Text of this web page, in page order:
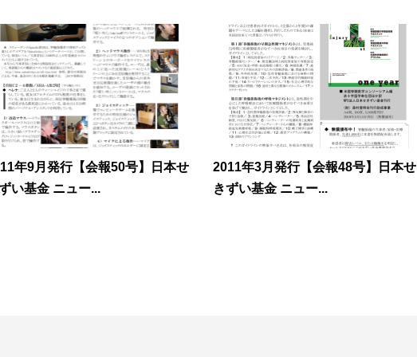
年9月発行【会報50号】日本せ
い基金 ニュー...
2011年3月発行【会報48号】日本せ
きずい基金 ニュー...